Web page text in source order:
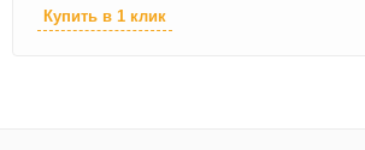
Купить в 1 клик